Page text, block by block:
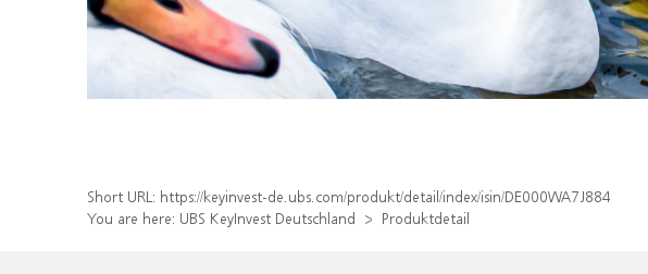
Short URL: https://keyinvest-de.ubs.com/produkt/detail/index/isin/DE000WA7J884
You are here: UBS KeyInvest Deutschland Produktdetail